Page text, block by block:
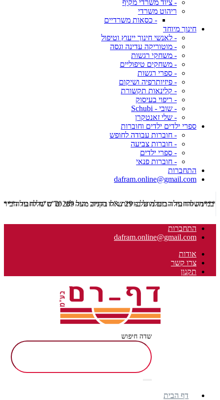
- ציוד משרדי מקיף
ריהוט משרדי
- כסאות משרדיים
חינוך מיוחד
- לאנשי חינוך ייעוץ וטיפול
- מוטוריקה עדינה וגסה
- משחקי רגשות
- משחקים טיפוליים
- ספרי רגשות
- פיזיותרפיה ושיקום
- קלינאות תקשורת
- ריפוי בעיסוק
- שובי - Schubi
- שלי זאנטקרן
ספרי ילדים ילדים וחוברות
- חוברות עבודה לחופש
- חוברות צביעה
- ספרי ילדים
- חוברות פנאי
התחברות
dafram.online@gmail.com
***משלוח עד הבית מוזל ב- 29 ש"ח בקניה מעל 289 ש"ח שליח עד הבית ***
התחברות
dafram.online@gmail.com
אודות
צרו קשר
תקנון
שדה חיפוש
דף הבית